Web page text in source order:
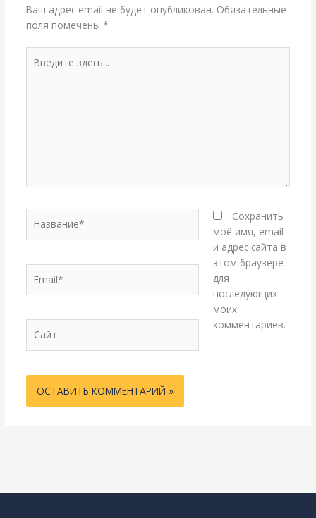
Ваш адрес email не будет опубликован. Обязательные
поля помечены *
здесь...
Сохранить
моё имя, email
и адрес сайта в
этом браузере
для
последующих
моих
комментариев.